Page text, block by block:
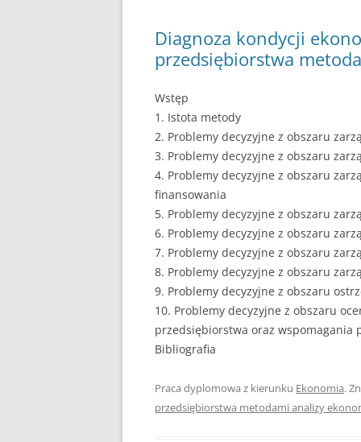
EKOLOGIA
FINANSE
GASTRONOMIA
HANDEL
HISTORIA
HOTELARSTWO
LOGISTYKA I
MARKETING
Diagnoza kondycji
przedsiębiorstwa
Wstęp
1. Istota metody
2. Problemy decyzyjne z obszaru
3. Problemy decyzyjne z obszaru
4. Problemy decyzyjne z obszaru
finansowania
5. Problemy decyzyjne z obszaru
6. Problemy decyzyjne z obszaru
7. Problemy decyzyjne z obszaru
8. Problemy decyzyjne z obszaru
9. Problemy decyzyjne z obszaru
10. Problemy decyzyjne z obszaru
przedsiębiorstwa oraz wspomagania
Bibliografia
Praca dyplomowa z kierunku Ekonomia.
przedsiębiorstwa metodami analizy